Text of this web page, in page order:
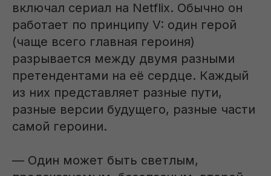
включал сериал на Netflix. Обычно он
работает по принципу V: один герой
(чаще всего главная героиня)
разрывается между двумя разными
претендентами на её сердце. Каждый
из них представляет разные пути,
разные версии будущего, разные части
самой героини.
— Один может быть светлым,